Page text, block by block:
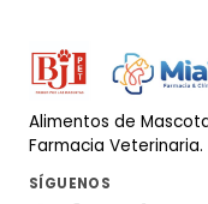
Alimentos de
Farmacia Veterinaria.
SÍGUENOS